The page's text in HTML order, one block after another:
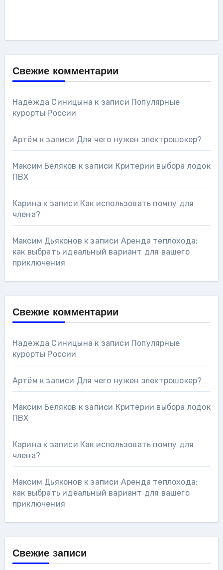
Свежие комментарии
Надежда Синицына к записи Популярные
курорты России
Артём к записи Для чего нужен электрошокер?
Максим Беляков к записи Критерии выбора лодок
ПВХ
Карина к записи Как использовать помпу для
члена?
Максим Дьяконов к записи Аренда теплохода:
как выбрать идеальный вариант для вашего
приключения
Свежие комментарии
Надежда Синицына к записи Популярные
курорты России
Артём к записи Для чего нужен электрошокер?
Максим Беляков к записи Критерии выбора лодок
ПВХ
Карина к записи Как использовать помпу для
члена?
Максим Дьяконов к записи Аренда теплохода:
как выбрать идеальный вариант для вашего
приключения
Свежие записи